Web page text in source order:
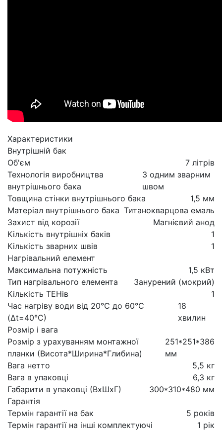
Характеристики
Внутрішній бак
Об'єм
7 літрів
Технологія виробництва
внутрішнього бака
З одним зварним
швом
Товщина стінки внутрішнього бака
1,5 мм
Матеріал внутрішнього бака Титанокварцова емаль
Захист від корозії
Магнієвий анод
Кількість внутрішніх баків
1
Кількість зварних швів
1
Нагрівальний елемент
Максимальна потужність
1,5 кВт
Тип нагрівального елемента
Занурений (мокрий)
Кількість ТЕНів
1
Час нагріву води від 20°С до 60°С
(Δt=40°С)
18
хвилин
Розмір і вага
Розмір з урахуванням монтажної
планки (Висота*Ширина*Глибина)
251*251*386
мм
Вага нетто
5,5 кг
Вага в упаковці
6,3 кг
Габарити в упаковці (ВхШхГ)
300*310*480 мм
Гарантія
Термін гарантії на бак
5 років
Термін гарантії на інші комплектуючі
1 рік